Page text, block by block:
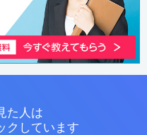
た人は
クしています